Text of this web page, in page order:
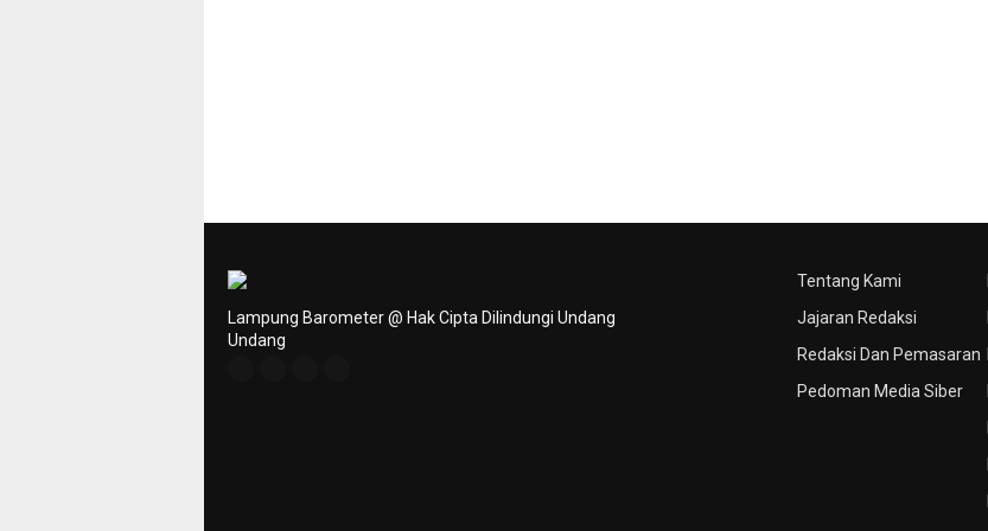
Tentang Kami
Jajaran Redaksi
Redaksi Dan Pemasaran
Pedoman Media Siber
Lampung Barometer @ Hak Cipta Dilindungi Undang
Undang